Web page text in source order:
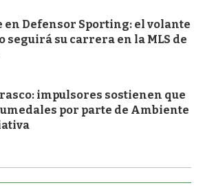
en Defensor Sporting: el volante
seguirá su carrera en la MLS de
impulsores sostienen que
por parte de Ambiente